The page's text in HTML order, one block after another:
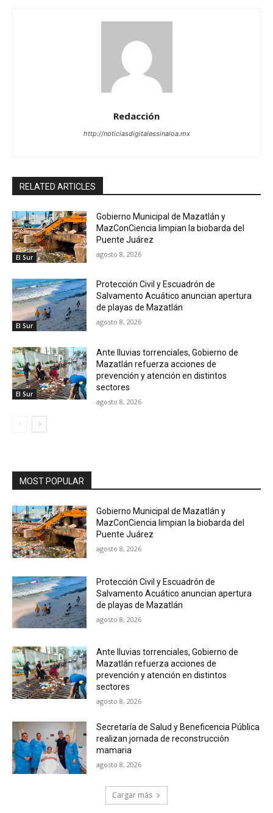
Redacción
http://noticiasdigitalessinaloa.mx
RELATED ARTICLES
El Sur
Gobierno Municipal de Mazatlán y
MazConCiencia limpian la biobarda del
Puente Juárez
agosto 8, 2026
El Sur
Protección Civil y Escuadrón de
Salvamento Acuático anuncian apertura
de playas de Mazatlán
agosto 8, 2026
El Sur
Ante lluvias torrenciales, Gobierno de
Mazatlán refuerza acciones de
prevención y atención en distintos
sectores
agosto 8, 2026
MOST POPULAR
Gobierno Municipal de Mazatlán y
MazConCiencia limpian la biobarda del
Puente Juárez
agosto 8, 2026
Protección Civil y Escuadrón de
Salvamento Acuático anuncian apertura
de playas de Mazatlán
agosto 8, 2026
Ante lluvias torrenciales, Gobierno de
Mazatlán refuerza acciones de
prevención y atención en distintos
sectores
agosto 8, 2026
Secretaría de Salud y Beneficencia Pública
realizan jornada de reconstrucción
mamaria
agosto 8, 2026
Cargar más